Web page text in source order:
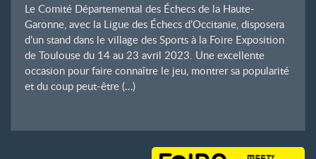
Le Comité Départemental des Échecs de la Haute-
Garonne, avec la Ligue des Échecs d’Occitanie, disposera
d’un stand dans le village des Sports à la Foire Exposition
de Toulouse du 14 au 23 avril 2023. Une excellente
occasion pour faire connaître le jeu, montrer sa popularité
et du coup peut-être (…)